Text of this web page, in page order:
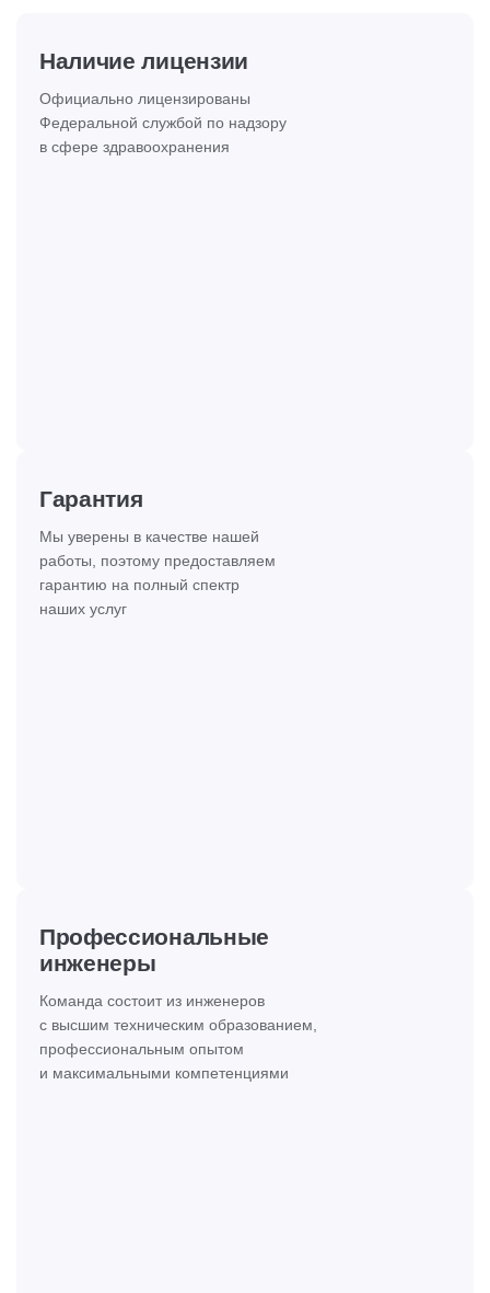
Наличие лицензии
Официально лицензированы
Федеральной службой по надзору
в сфере здравоохранения
Гарантия
Мы уверены в качестве нашей
работы, поэтому предоставляем
гарантию на полный спектр
наших услуг
Профессиональные
инженеры
Команда состоит из инженеров
с высшим техническим образованием,
профессиональным опытом
и максимальными компетенциями